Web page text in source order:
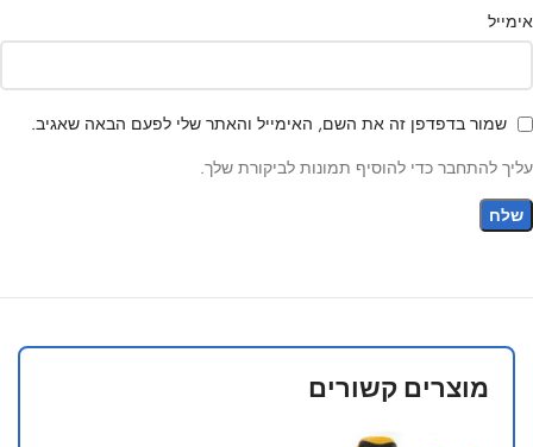
אימייל
שמור בדפדפן זה את השם, האימייל והאתר שלי לפעם הבאה שאגיב.
עליך להתחבר כדי להוסיף תמונות לביקורת שלך.
מוצרים קשורים